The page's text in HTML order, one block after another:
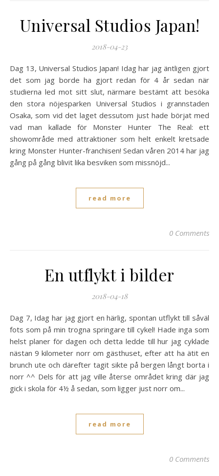
Universal Studios Japan!
2018-04-23
Dag 13, Universal Studios Japan! Idag har jag äntligen gjort
det som jag borde ha gjort redan för 4 år sedan när
studierna led mot sitt slut, närmare bestämt att besöka
den stora nöjesparken Universal Studios i grannstaden
Osaka, som vid det laget dessutom just hade börjat med
vad man kallade för Monster Hunter The Real: ett
showområde med attraktioner som helt enkelt kretsade
kring Monster Hunter-franchisen! Sedan våren 2014 har jag
gång på gång blivit lika besviken som missnöjd...
read more
0 Comments
En utflykt i bilder
2018-04-18
Dag 7, Idag har jag gjort en härlig, spontan utflykt till såväl
fots som på min trogna springare till cykel! Hade inga som
helst planer för dagen och detta ledde till hur jag cyklade
nästan 9 kilometer norr om gästhuset, efter att ha ätit en
brunch ute och därefter tagit sikte på bergen långt borta i
norr ^^ Dels för att jag ville återse området kring där jag
gick i skola för 4½ å sedan, som ligger just norr om...
read more
0 Comments